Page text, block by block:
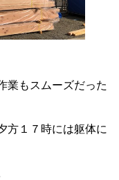
業もスムーズだった
方１７時には躯体に